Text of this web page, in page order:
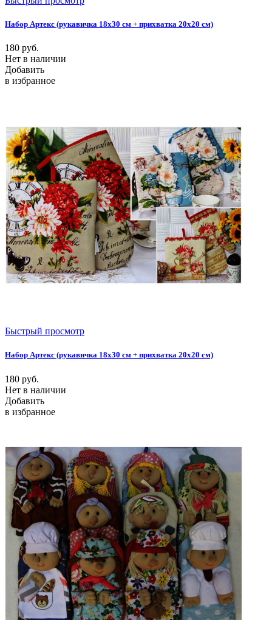
Набор Артекс (рукавичка 18х30 см + прихватка 20х20 см)
180 руб.
Нет в наличии
Добавить
в избранное
Быстрый просмотр
Набор Артекс (рукавичка 18х30 см + прихватка 20х20 см)
180 руб.
Нет в наличии
Добавить
в избранное